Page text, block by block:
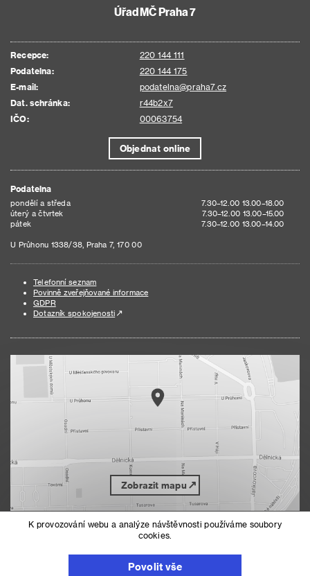
Úřad MČ Praha 7
Recepce:
220 144 111
Podatelna:
220 144 175
E-mail:
podatelna@praha7.cz
Dat. schránka:
r44b2x7
IČO:
00063754
Objednat online
Podatelna
pondělí a středa
7.30–12.00 13.00–18.00
úterý a čtvrtek
7.30–12.00 13.00–15.00
pátek
7.30–12.00 13.00–14.00
U Průhonu 1338/38, Praha 7, 170 00
Telefonní seznam
Povinně zveřejňované informace
GDPR
Dotazník spokojenosti
Zobrazit mapu
K provozování webu a analýze návštěvnosti používáme soubory
cookies.
Povolit vše